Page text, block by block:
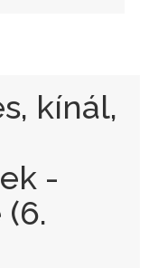
kínál,
-